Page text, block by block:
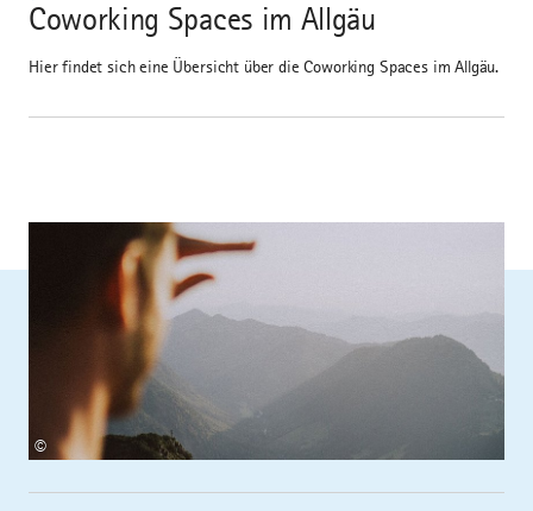
Coworking Spaces im Allgäu
Hier findet sich eine Übersicht über die Coworking Spaces im Allgäu.
©